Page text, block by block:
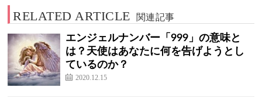
RELATED ARTICLE 関連記事
エンジェルナンバー「999」の意味と
は？天使はあなたに何を告げようとし
ているのか？
2020.12.15